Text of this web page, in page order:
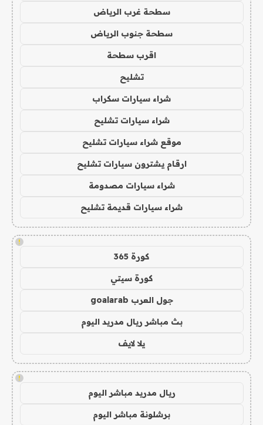
سطحة غرب الرياض
سطحة جنوب الرياض
اقرب سطحة
تشليح
شراء سيارات سكراب
شراء سيارات تشليح
موقع شراء سيارات تشليح
ارقام يشترون سيارات تشليح
شراء سيارات مصدومة
شراء سيارات قديمة تشليح
!
كورة 365
كورة سيتي
جول العرب goalarab
بث مباشر ريال مدريد اليوم
يلا لايف
!
ريال مدريد مباشر اليوم
برشلونة مباشر اليوم